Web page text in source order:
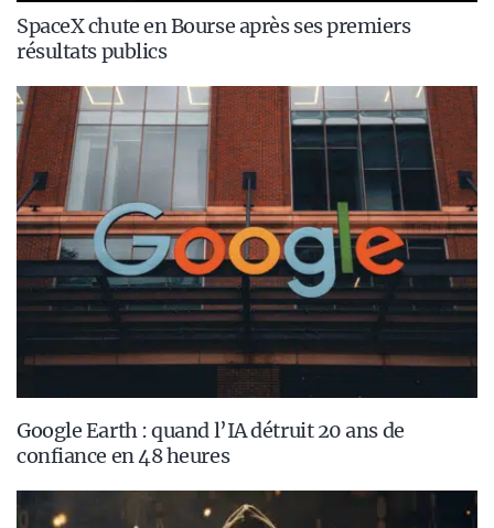
SpaceX chute en Bourse après ses premiers
résultats publics
Google Earth : quand l’IA détruit 20 ans de
confiance en 48 heures